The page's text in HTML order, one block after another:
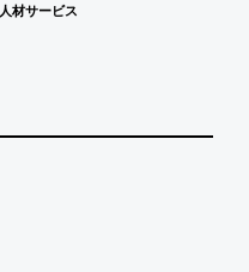
人材サービス